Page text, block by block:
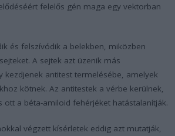
felelős gén maga egy vektorban
és felszívódik a belekben, miközben
A sejtek azt üzenik más
kezdjenek antitest termelésébe, amelyek
kötnek. Az antitestek a vérbe kerülnek,
ott a béta-amiloid fehérjéket hatástalanítják.
végzett kísérletek eddig azt mutatják,